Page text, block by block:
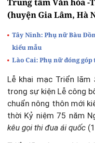
Trung tâm Văn hóa -
(huyện Gia Lâm, Hà
Tây Ninh: Phụ nữ Bàu
kiểu mẫu
Lào Cai: Phụ nữ đóng
Lễ khai mạc Triển lãm
trong sự kiện Lễ công
chuẩn nông thôn mới
thời Kỷ niệm 75 năm
kêu gọi thi đua ái quốc